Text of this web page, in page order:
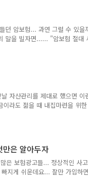
던 암보험... 과연 그럴 수 있
말을 빌자면...... "암보험 절대
익성을 유지할 필요가 있습
입니다... 현대해상, 동양생명,
자산관리를 제대로 했으면
라도 젊을 때 내집마련을 위
떻게 해야할까요? 내집마련 -
목돈 모을 계획이 필요합니다
때 ..
은 알아두자
은 보험광고들... 정상적인 사
지게 쉬운데요... 잘만 가입하
세금 절약을 위한 세테크로도